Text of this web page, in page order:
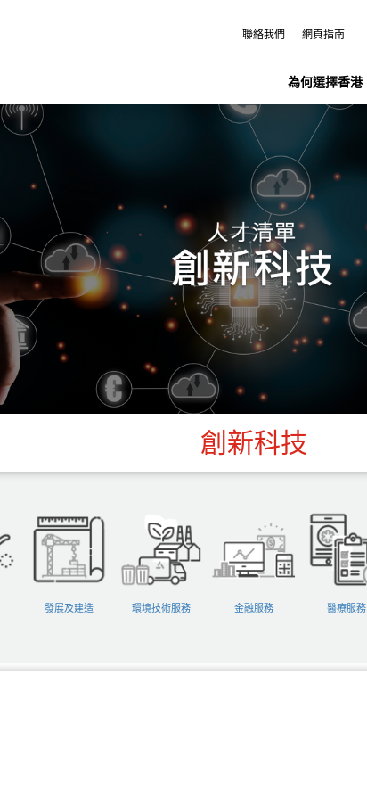
聯絡我們 網頁指南
為何選擇香港
創新科技
發展及建造 環境技術服務 金融服務 醫療服務